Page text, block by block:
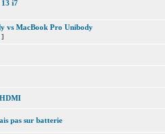
i7
vs MacBook Pro Unibody
pas sur batterie